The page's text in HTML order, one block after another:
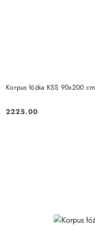
Korpus łóżka KSS 90x200 cm
Cena:
2225.00